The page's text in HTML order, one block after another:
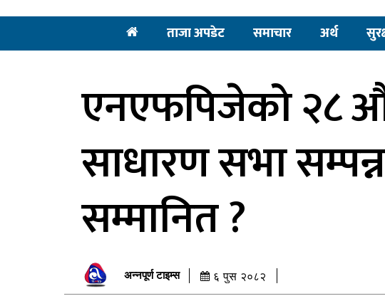
ताजा अपडेट समाचार अर्थ
एनएफपिजेको २८ औँ
साधारण सभा
सम्मानित ?
अन्नपूर्ण टाइम्स ६ पुस २०८२